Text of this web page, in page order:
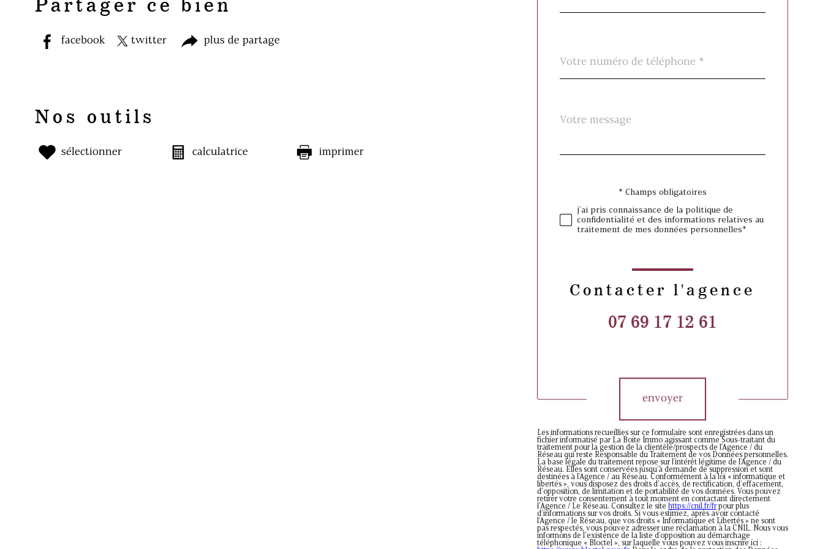
Partager ce bien
facebook twitter plus de partage
Nos outils
sélectionner calculatrice imprimer
*
Fieldset
défaut
Message
Validation* Champs obligatoires
j'ai pris connaissance de la politique de
confidentialité et des informations relatives au
traitement de mes données personnelles*
Contacter l'agence
07 69 17 12 61
envoyer
Les informations recueillies sur ce formulaire sont enregistrées dans un
fichier informatisé par La Boite Immo agissant comme Sous-traitant du
traitement pour la gestion de la clientèle/prospects de l'Agence / du
Réseau qui reste Responsable du Traitement de vos Données personnelles.
La base légale du traitement repose sur l'intérêt légitime de l'Agence / du
Réseau. Elles sont conservées jusqu'à demande de suppression et sont
destinées à l'Agence / au Réseau. Conformément à la loi « informatique et
libertés », vous disposez des droits d’accès, de rectification, d’effacement,
d’opposition, de limitation et de portabilité de vos données. Vous pouvez
retirer votre consentement à tout moment en contactant directement
l’Agence / Le Réseau. Consultez le site https://cnil.fr/frpour plus
d’informations sur vos droits. Si vous estimez, après avoir contacté
l'Agence / le Réseau, que vos droits « Informatique et Libertés » ne sont
pas respectés, vous pouvez adresser une réclamation à la CNIL. Nous vous
informons de l’existence de la liste d'opposition au démarchage
téléphonique « Bloctel », sur laquelle vous pouvez vous inscrire ici :